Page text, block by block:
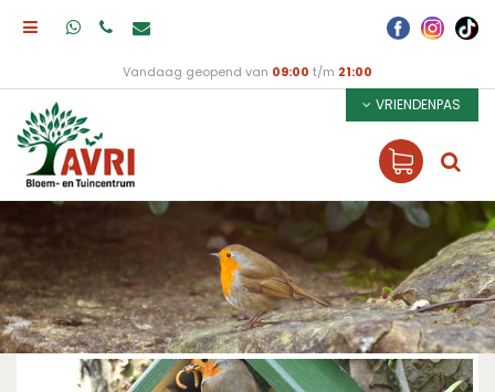
Vandaag geopend van 09:00 t/m 21:00
VRIENDENPAS